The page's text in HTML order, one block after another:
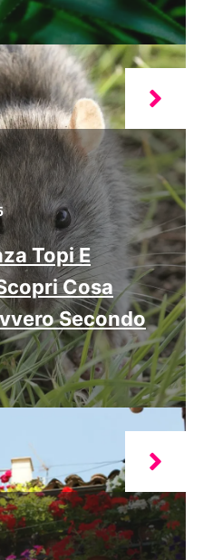
Topi E
Cosa
Secondo